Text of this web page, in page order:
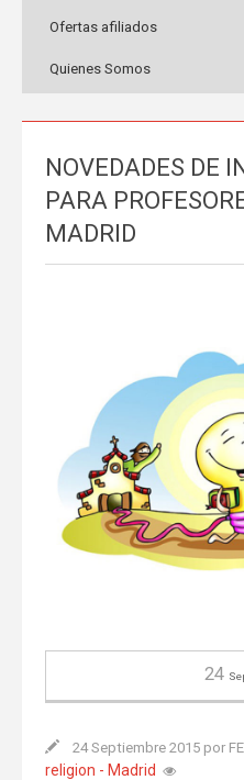
Ofertas afiliados
Quienes Somos
NOVEDADES DE
PARA
MADRID
24
24 Septiembre 2015 por
religion - Madrid